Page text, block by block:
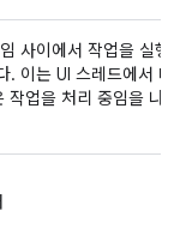
사이에서 작업을 실행
. 이는 UI 스레드에서 다
작업을 처리 중임을 나